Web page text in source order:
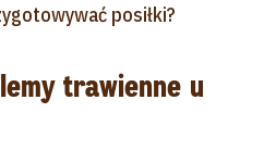
posiłki?
trawienne u